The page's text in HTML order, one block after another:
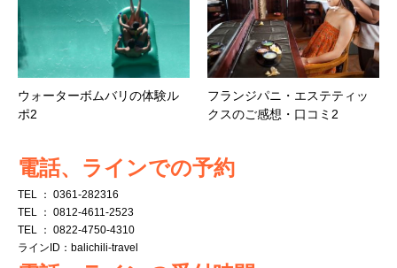
ウォーターボムバリの体験ル
ポ2
フランジパニ・エステティッ
クスのご感想・口コミ2
電話、ラインでの予約
TEL ： 0361-282316
TEL ： 0812-4611-2523
TEL ： 0822-4750-4310
ラインID：balichili-travel